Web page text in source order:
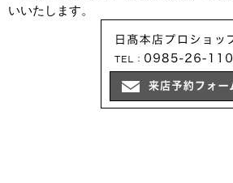
いいたします。